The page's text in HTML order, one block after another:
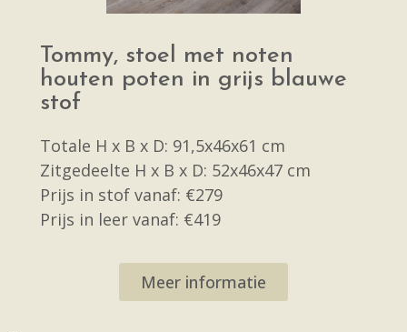
Tommy, stoel met noten
houten poten in grijs blauwe
stof
Totale H x B x D: 91,5x46x61 cm
Zitgedeelte H x B x D: 52x46x47 cm
Prijs in stof vanaf: €279
Prijs in leer vanaf: €419
Meer informatie